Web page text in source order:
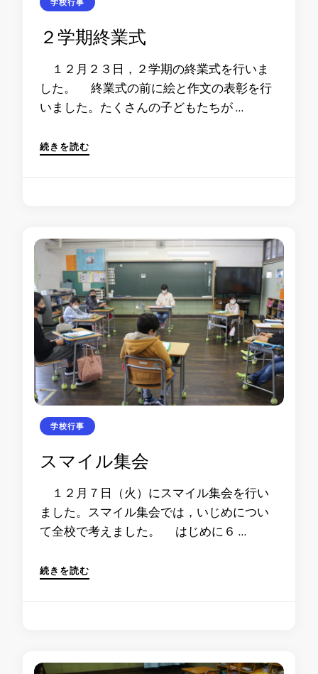
学校行事
２学期終業式
１２月２３日，２学期の終業式を行いま
した。 終業式の前に絵と作文の表彰を行
いました。たくさんの子どもたちが …
続きを読む
学校行事
スマイル集会
１２月７日（火）にスマイル集会を行い
ました。スマイル集会では，いじめについ
て全校で考えました。 はじめに６ …
続きを読む